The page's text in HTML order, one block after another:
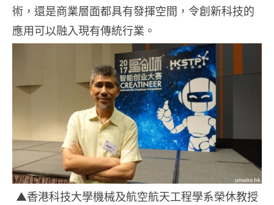
術，還是商業層面都具有發揮空間，令創新科技的
應用可以融入現有傳統行業。
▲香港科技大學機械及航空航天工程學系榮休教授